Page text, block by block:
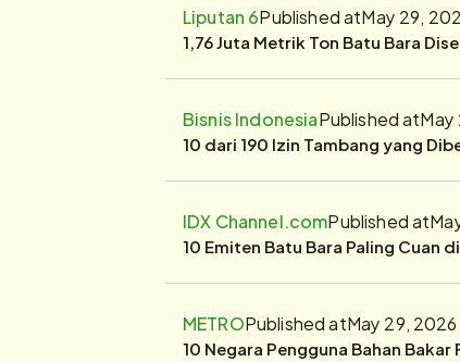
Liputan 6Published atMay 29,
1,76 Juta Metrik Ton Batu Bara
Bisnis IndonesiaPublished at
10 dari 190 Izin Tambang yang
IDX Channel.comPublished at
10 Emiten Batu Bara Paling Cuan
METROPublished atMay 29,
10 Negara Pengguna Bahan